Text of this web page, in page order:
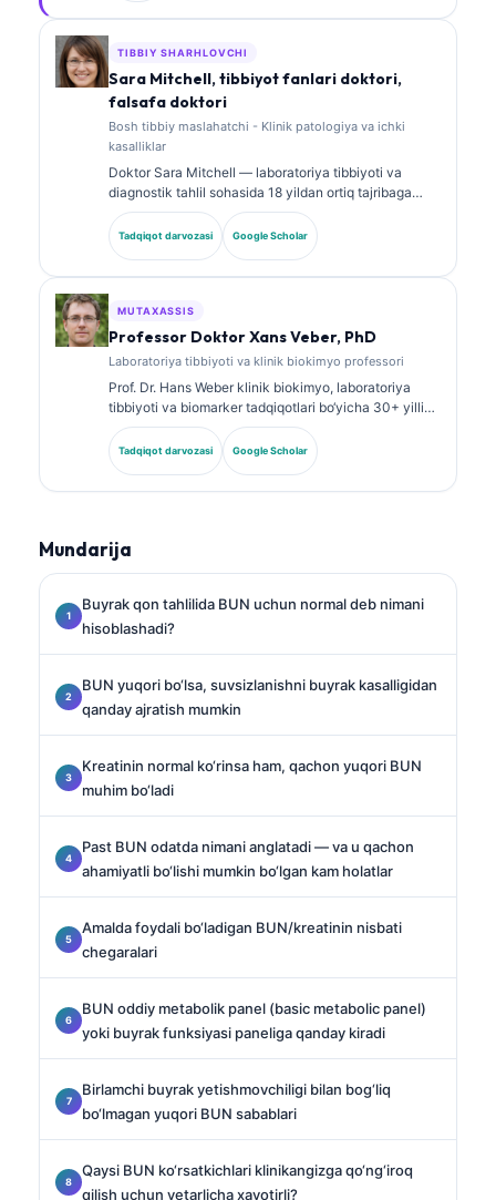
talqini va laboratoriya diagnostikasi bo‘yicha
laboratoriya tibbiyoti mavzularida keng ko‘lamli ilmiy
TIBBIY SHARHLOVCHI
Sara Mitchell, tibbiyot fanlari doktori,
falsafa doktori
Bosh tibbiy maslahatchi - Klinik patologiya va ichki
kasalliklar
Doktor Sara Mitchell — laboratoriya tibbiyoti va
diagnostik tahlil sohasida 18 yildan ortiq tajribaga
ega, kengash tomonidan tasdiqlangan klinik patolog.
U klinik biokimyo bo‘yicha ixtisoslashtirilgan
sertifikatlarga ega va klinik amaliyotda biomarker
Tadqiqot darvozasi Google Scholar
MUTAXASSIS
Professor Doktor Xans Veber, PhD
Laboratoriya tibbiyoti va klinik biokimyo professori
Prof. Dr. Hans Weber klinik biokimyo, laboratoriya
tibbiyoti va biomarker tadqiqotlari bo‘yicha 30+ yillik
tajribaga ega. Germaniya Klinik biokimyo jamiyatining
sobiq prezidenti bo‘lib, u diagnostik panellar tahlili,
biomarkerlarni standartlashtirish va AI yordamidagi
Tadqiqot darvozasi Google Scholar
Mundarija
Buyrak qon tahlilida BUN uchun normal deb nimani
hisoblashadi?
BUN yuqori bo‘lsa, suvsizlanishni buyrak kasalligidan
qanday ajratish mumkin
Kreatinin normal ko‘rinsa ham, qachon yuqori BUN
muhim bo‘ladi
Past BUN odatda nimani anglatadi — va u qachon
ahamiyatli bo‘lishi mumkin bo‘lgan kam holatlar
Amalda foydali bo‘ladigan BUN/kreatinin nisbati
chegaralari
BUN oddiy metabolik panel (basic metabolic panel)
yoki buyrak funksiyasi paneliga qanday kiradi
Birlamchi buyrak yetishmovchiligi bilan bog‘liq
bo‘lmagan yuqori BUN sabablari
Qaysi BUN ko‘rsatkichlari klinikangizga qo‘ng‘iroq
qilish uchun yetarlicha xavotirli?